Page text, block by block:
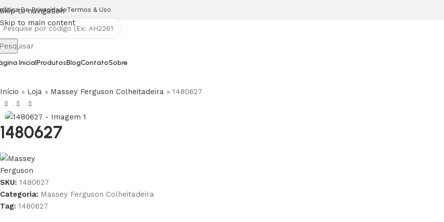
Skip to navigation
Skip to main content
De PrivacidadeTermos & Uso
InicialProdutosBlogContatoSobre
Início » Loja » Massey Ferguson Colheitadeira » 1480627
1480627
SKU: 1480627
Categoria: Massey Ferguson Colheitadeira
Tag: 1480627